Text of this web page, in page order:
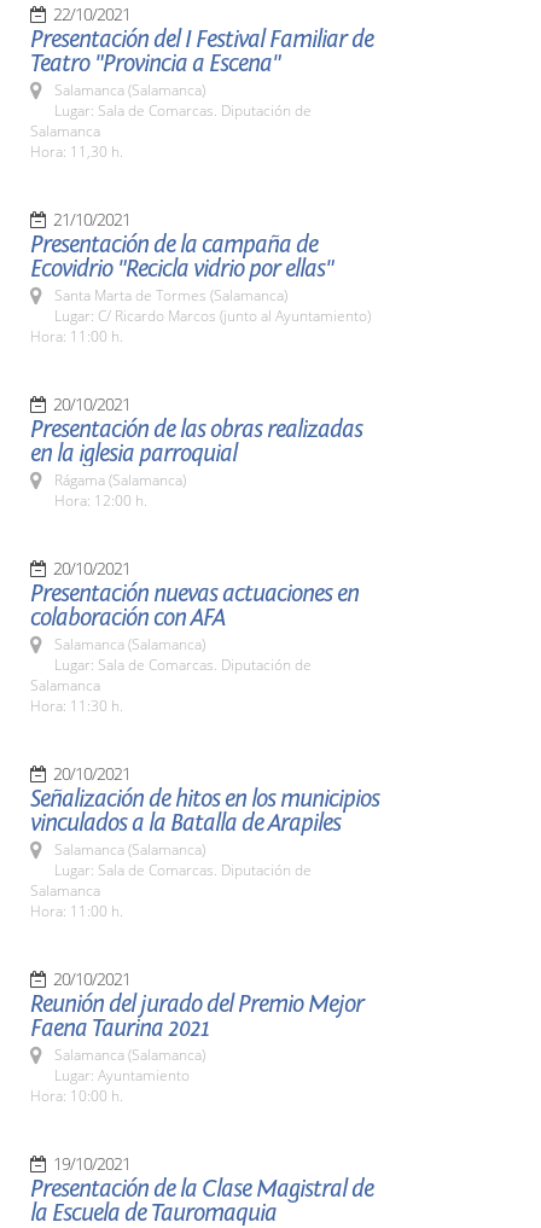
22/10/2021
Presentación del I Festival Familiar de
Teatro "Provincia a Escena"
Salamanca (Salamanca)
Lugar: Sala de Comarcas. Diputación de
Salamanca
Hora: 11,30 h.
21/10/2021
Presentación de la campaña de
Ecovidrio "Recicla vidrio por ellas"
Santa Marta de Tormes (Salamanca)
Lugar: C/ Ricardo Marcos (junto al Ayuntamiento)
Hora: 11:00 h.
20/10/2021
Presentación de las obras realizadas
en la iglesia parroquial
Rágama (Salamanca)
Hora: 12:00 h.
20/10/2021
Presentación nuevas actuaciones en
colaboración con AFA
Salamanca (Salamanca)
Lugar: Sala de Comarcas. Diputación de
Salamanca
Hora: 11:30 h.
20/10/2021
Señalización de hitos en los municipios
vinculados a la Batalla de Arapiles
Salamanca (Salamanca)
Lugar: Sala de Comarcas. Diputación de
Salamanca
Hora: 11:00 h.
20/10/2021
Reunión del jurado del Premio Mejor
Faena Taurina 2021
Salamanca (Salamanca)
Lugar: Ayuntamiento
Hora: 10:00 h.
19/10/2021
Presentación de la Clase Magistral de
la Escuela de Tauromaquia